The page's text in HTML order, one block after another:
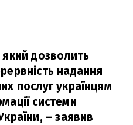
дозволить
надання
послуг українцям
системи
– заявив